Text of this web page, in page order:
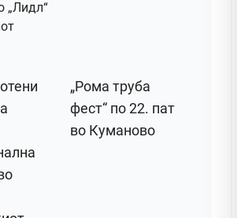
„Рома труба
фест“ по 22. пат
во Куманово